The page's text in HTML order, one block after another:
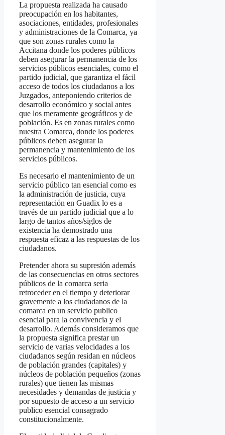
La propuesta realizada ha causado
preocupación en los habitantes,
asociaciones, entidades, profesionales
y administraciones de la Comarca, ya
que son zonas rurales como la
Accitana donde los poderes públicos
deben asegurar la permanencia de los
servicios públicos esenciales, como el
partido judicial, que garantiza el fácil
acceso de todos los ciudadanos a los
Juzgados, anteponiendo criterios de
desarrollo económico y social antes
que los meramente geográficos y de
población. Es en zonas rurales como
nuestra Comarca, donde los poderes
públicos deben asegurar la
permanencia y mantenimiento de los
servicios públicos.
Es necesario el mantenimiento de un
servicio público tan esencial como es
la administración de justicia, cuya
representación en Guadix lo es a
través de un partido judicial que a lo
largo de tantos años/siglos de
existencia ha demostrado una
respuesta eficaz a las respuestas de los
ciudadanos.
Pretender ahora su supresión además
de las consecuencias en otros sectores
públicos de la comarca seria
retroceder en el tiempo y deteriorar
gravemente a los ciudadanos de la
comarca en un servicio publico
esencial para la convivencia y el
desarrollo. Además consideramos que
la propuesta significa prestar un
servicio de varias velocidades a los
ciudadanos según residan en núcleos
de población grandes (capitales) y
núcleos de población pequeños (zonas
rurales) que tienen las mismas
necesidades y demandas de justicia y
por supuesto de acceso a un servicio
publico esencial consagrado
constitucionalmente.